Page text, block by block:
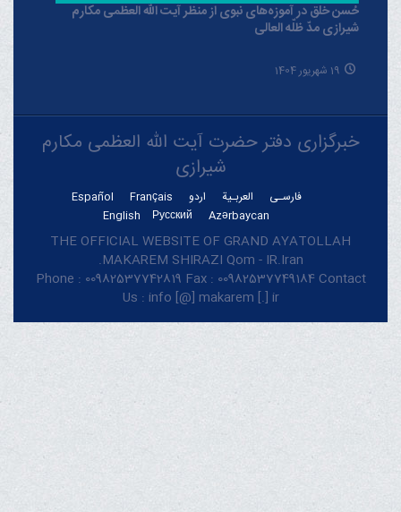
حُسن خلق در آموزه‌های نبوی از منظر آیت الله العظمی مکارم
شیرازی مدّ ظلّه العالی
19 شهریور 1404
خبرگزاری دفتر حضرت آیت الله العظمی مکارم
شیرازی
فارسـی العربـیة اردو Français
Español
Azərbaycan
Русский
English
THE OFFICIAL WEBSITE OF GRAND AYATOLLAH
MAKAREM SHIRAZI Qom - IR.Iran.
Phone : 00982537742819 Fax : 00982537749184 Contact
Us : info [@] makarem [.] ir